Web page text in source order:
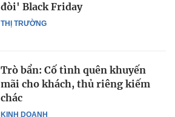
THỊ TRƯỜNG
đòi' Black Friday
KINH DOANH
Trò bẩn: Cố tình quên khuyến
mãi cho khách, thủ riêng kiếm
chác